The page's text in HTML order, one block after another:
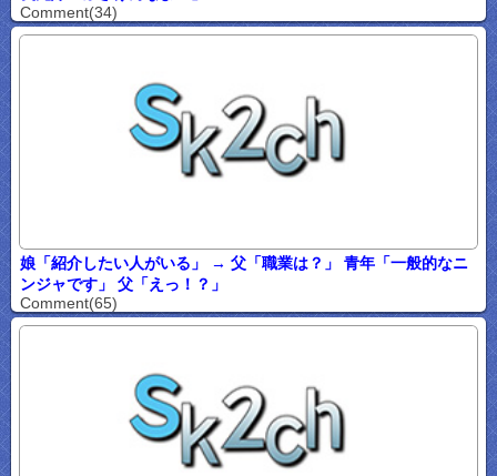
Comment(34)
娘「紹介したい人がいる」 → 父「職業は？」 青年「一般的なニ
ンジャです」 父「えっ！？」
Comment(65)